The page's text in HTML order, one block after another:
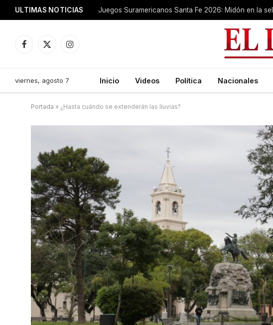
ULTIMAS NOTICIAS Juegos Suramericanos Santa Fe 2026: Midón en la
Facebook
X
Instagram
viernes, agosto 7 Inicio Videos Política Nacionales
Portada » ¿Hasta cuándo se extenderán las lluvias?